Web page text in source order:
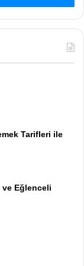
Tarifleri ile
Eğlenceli